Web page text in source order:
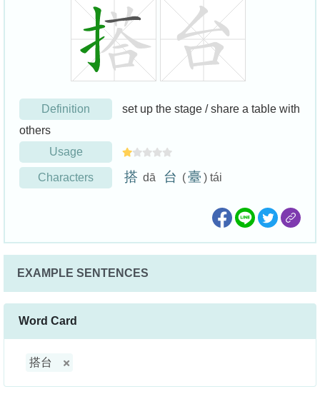
Definition
set up the stage / share a table with
others
Usage
Characters 搭 dā 台 (臺 ) tái
EXAMPLE SENTENCES
Word Card
搭台